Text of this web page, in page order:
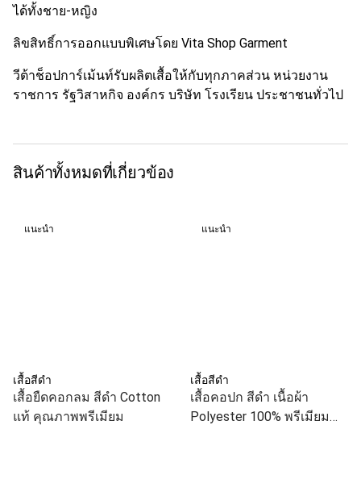
ได้ทั้งชาย-หญิง
ลิขสิทธิ์การออกแบบพิเศษโดย Vita Shop Garment
วีต้าช็อปการ์เม้นท์รับผลิตเสื้อให้กับทุกภาคส่วน หน่วยงาน
ราชการ รัฐวิสาหกิจ องค์กร บริษัท โรงเรียน ประชาชนทั่วไป
สินค้าทั้งหมดที่เกี่ยวข้อง
แนะนำ
เสื้อสีดำ
เสื้อยืดคอกลม สีดำ Cotton
แท้ คุณภาพพรีเมียม
แนะนำ
เสื้อสีดำ
เสื้อคอปก สีดำ เนื้อผ้า
Polyester 100% พรีเมียม